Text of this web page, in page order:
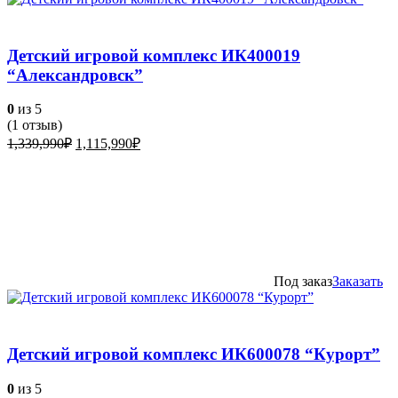
Детский игровой комплекс ИК400019
“Александровск”
0 из 5
(1 отзыв)
1,339,990₽ Первоначальная
1,115,990₽Текущая
Под заказЗаказать
Детский игровой комплекс ИК600078 “Курорт”
0 из 5